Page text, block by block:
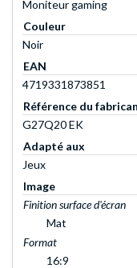
Moniteur gaming
Couleur
Noir
EAN
4719331873851
Référence du
G27Q20 EK
Adapté aux
Jeux
Image
Finition surface d'écran
Mat
Format
16:9